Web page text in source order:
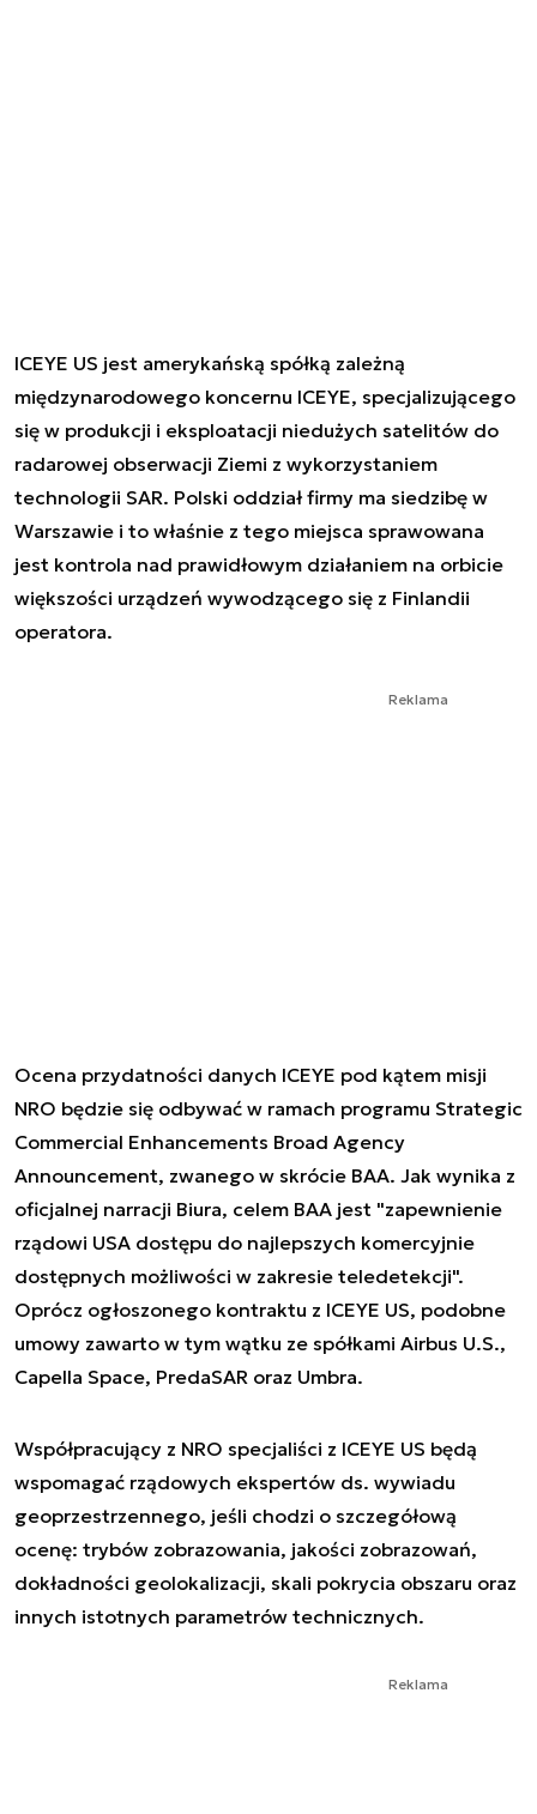
ICEYE US jest amerykańską spółką zależną
międzynarodowego koncernu ICEYE, specjalizującego
się w produkcji i eksploatacji niedużych satelitów do
radarowej obserwacji Ziemi z wykorzystaniem
technologii SAR. Polski oddział firmy ma siedzibę w
Warszawie i to właśnie z tego miejsca sprawowana
jest kontrola nad prawidłowym działaniem na orbicie
większości urządzeń wywodzącego się z Finlandii
operatora.
Reklama
Ocena przydatności danych ICEYE pod kątem misji
NRO będzie się odbywać w ramach programu Strategic
Commercial Enhancements Broad Agency
Announcement, zwanego w skrócie BAA. Jak wynika z
oficjalnej narracji Biura, celem BAA jest "zapewnienie
rządowi USA dostępu do najlepszych komercyjnie
dostępnych możliwości w zakresie teledetekcji".
Oprócz ogłoszonego kontraktu z ICEYE US, podobne
umowy zawarto w tym wątku ze spółkami Airbus U.S.,
Capella Space, PredaSAR oraz Umbra.
Współpracujący z NRO specjaliści z ICEYE US będą
wspomagać rządowych ekspertów ds. wywiadu
geoprzestrzennego, jeśli chodzi o szczegółową
ocenę: trybów zobrazowania, jakości zobrazowań,
dokładności geolokalizacji, skali pokrycia obszaru oraz
innych istotnych parametrów technicznych.
Reklama